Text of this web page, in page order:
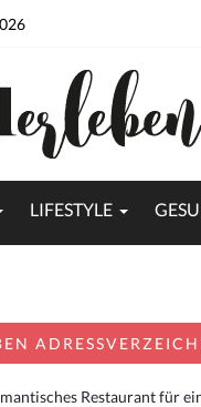
LIFESTYLE
Restaurant für